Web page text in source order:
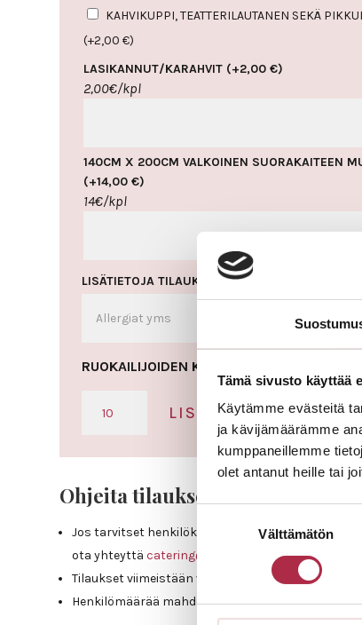
Tämä sivusto käyttää
Käytämme evästeitä
ja kävijämäärämme
kumppaneillemme
olet antanut heille tai
valinta
Välttämätön
KAHVIKUPPI, TEATTERILAUTANEN SEKÄ
(+2,00€)
LASIKANNUT/KARAHVIT (+2,00€)
2,00€/kpl
140CM X 200CM VALKOINEN SUORAKAITEEN
(+14,00€)
14€/kpl
LISÄTIETOJA TILAUKSEEN(VALINNAINEN)
RUOKAILIJOIDEN KOKONAISMÄÄRÄ:
MAKEALLA
SUOLAISELLA
LISÄÄ OSTOSKORIIN
Ohjeita tilaukseen:
Jos tarvitset henkilökuntaa, astiat tai pöytäliinat,
ota yhteyttäcatering@uniresta.fi tai044 3500 427
Tilaukset viimeistään viikkoa ennen tilaisuutta.
Henkilömäärää mahdollisuus nostaa vielä